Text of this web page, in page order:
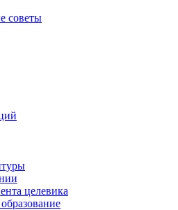
советы
целевика